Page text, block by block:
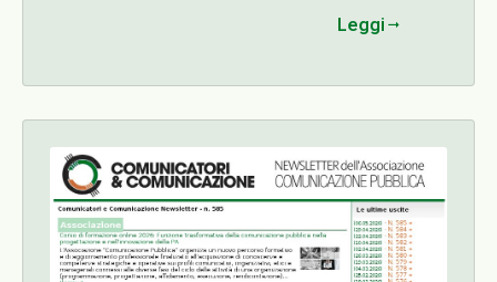
diverse fasi del ciclo delle attività di una
progettazione, affidamento, esecuzione,
rendicontazione)...
Leggi